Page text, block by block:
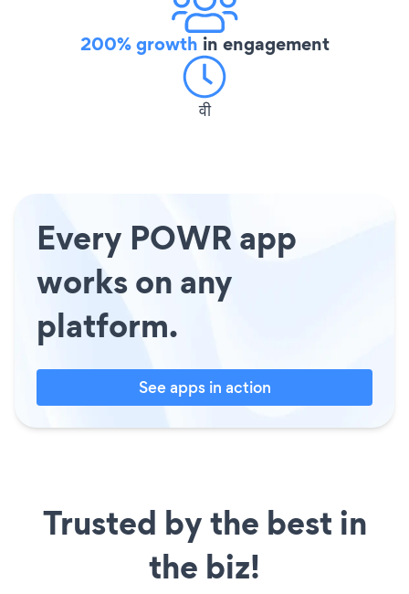
200% growth in engagement
वी
Every POWR app
works on any
platform.
See apps in action
Trusted by the best in
the biz!